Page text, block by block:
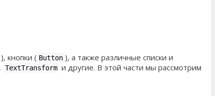
), кнопки ( Button ), а также различные списки и
, TextTransform и другие. В этой части мы рассмотрим